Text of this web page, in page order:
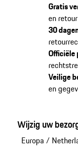
Gratis
en retour
30
Officiële
Veilige
en
Wijzig uw
Europa /